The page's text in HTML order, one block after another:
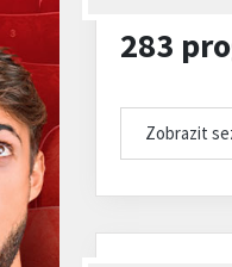
283
Zobrazit